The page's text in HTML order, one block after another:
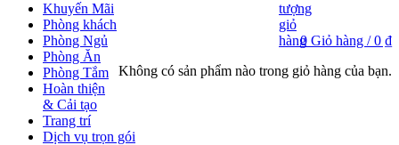
0 Giỏ hàng /0 ₫
Không có sản phẩm nào trong giỏ hàng của bạn.
Khuyến Mãi
Phòng khách
Phòng Ngủ
Phòng Ăn
Phòng Tắm
Hoàn thiện
& Cải tạo
Trang trí
Dịch vụ trọn gói